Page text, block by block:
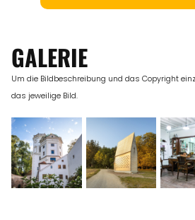
EVENTS
REISEFÜHRER
GALERIE
Um die Bildbeschreibung und das Copyright
das jeweilige Bild.